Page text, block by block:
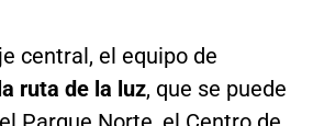
central, el equipo de
ruta de la luz, que se puede